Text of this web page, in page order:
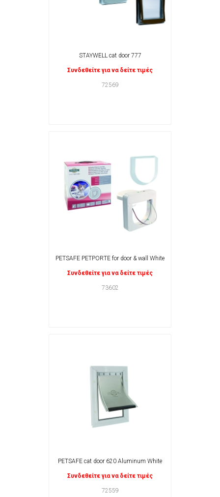
STAYWELL cat door 777
Συνδεθείτε για να δείτε τιμές
72569
PETSAFE PETPORTE for door & wall White
Συνδεθείτε για να δείτε τιμές
73602
PETSAFE cat door 620 Aluminum White
Συνδεθείτε για να δείτε τιμές
72559